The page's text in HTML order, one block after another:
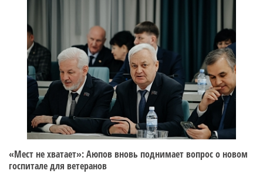
«Мест не хватает»: Аюпов вновь поднимает вопрос о новом
госпитале для ветеранов